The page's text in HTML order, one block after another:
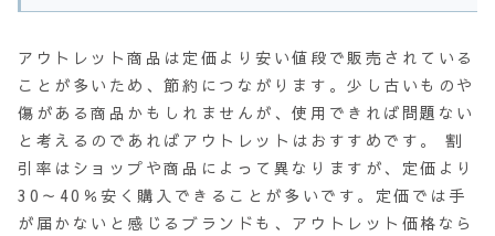
アウトレット商品は定価より安い値段で販売されている
ことが多いため、節約につながります。少し古いものや
傷がある商品かもしれませんが、使用できれば問題ない
と考えるのであればアウトレットはおすすめです。 割
引率はショップや商品によって異なりますが、定価より
30～40％安く購入できることが多いです。定価では手
が届かないと感じるブランドも、アウトレット価格なら